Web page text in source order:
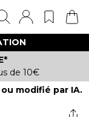
de 10€
modifié par IA.